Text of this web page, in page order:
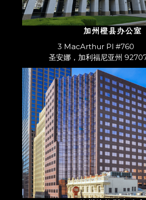
加州橙县办公室
3 MacArthur Pl #760
圣安娜，加利福尼亚州